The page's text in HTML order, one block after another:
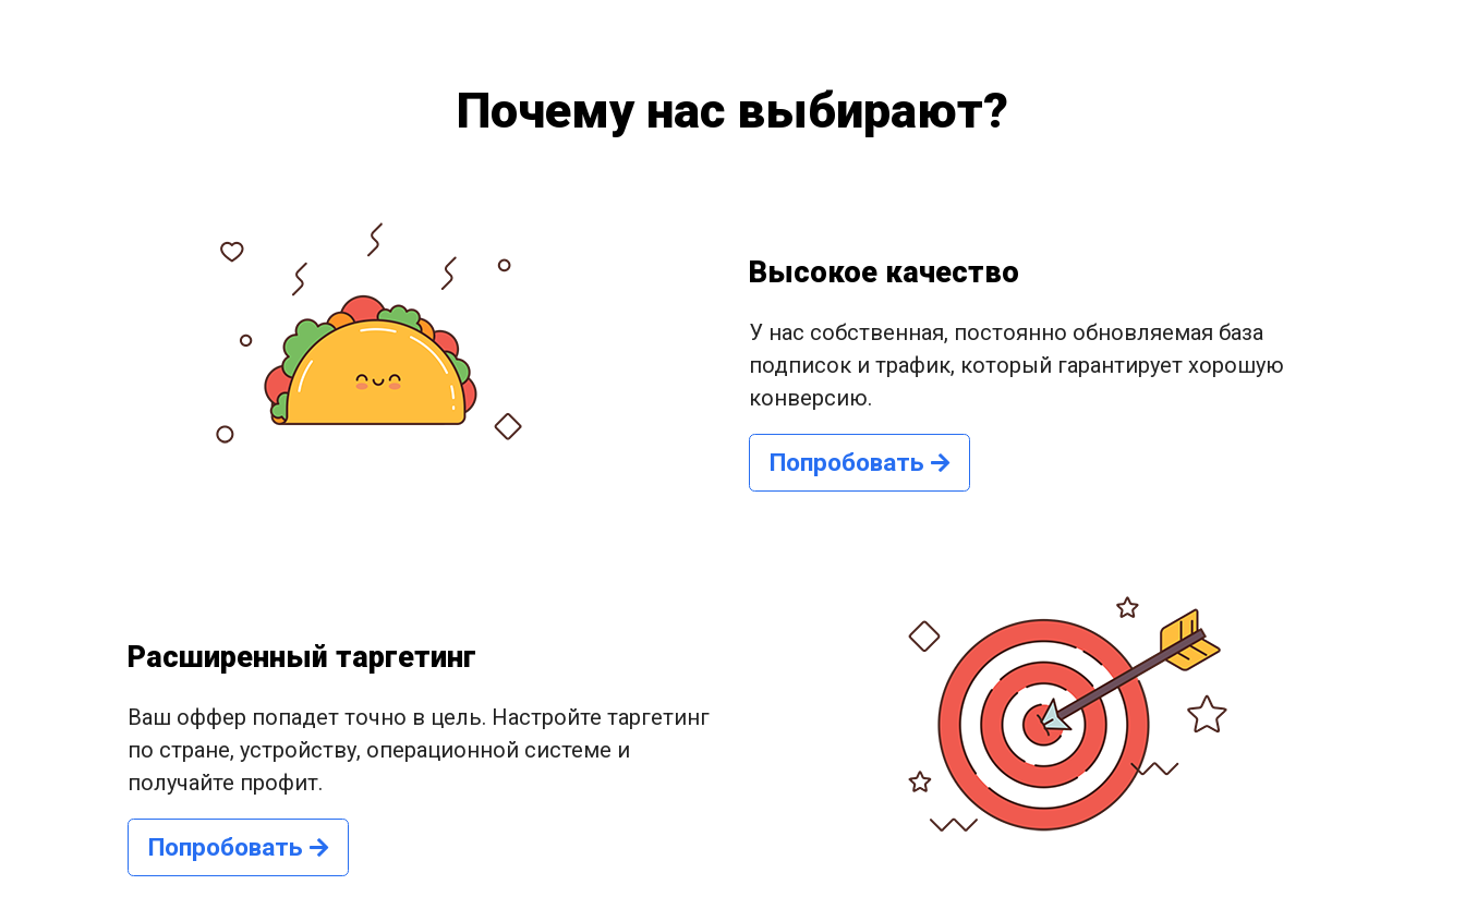
Почему нас выбирают?
Высокое качество
У нас собственная, постоянно обновляемая база
подписок и трафик, который гарантирует хорошую
конверсию.
Попробовать
Расширенный таргетинг
Ваш оффер попадет точно в цель. Настройте таргетинг
по стране, устройству, операционной системе и
получайте профит.
Попробовать